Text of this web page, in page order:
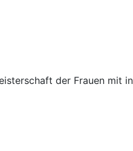
der Frauen mit